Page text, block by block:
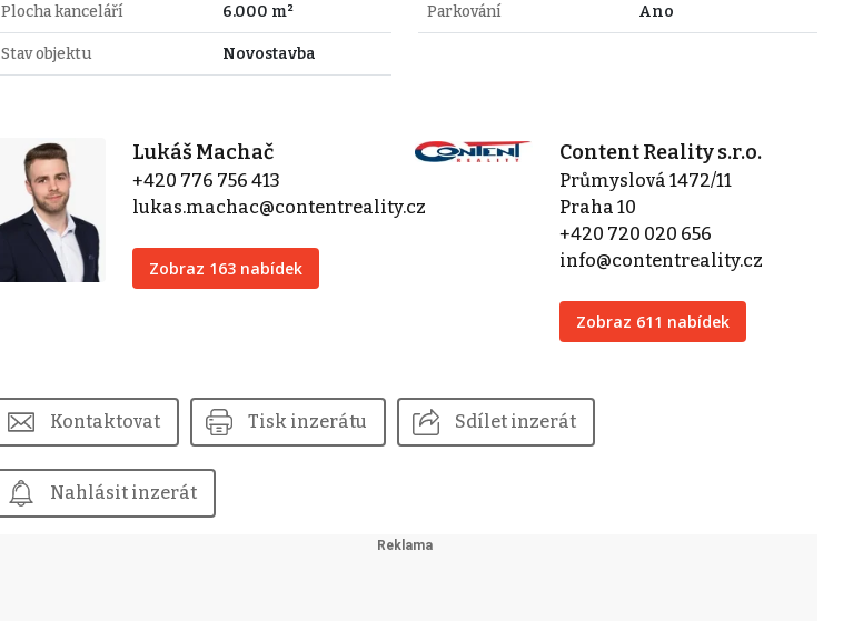
Plocha kanceláří 6.000 m²
Stav objektu Novostavba
Parkování Ano
Lukáš Machač
+420 776 756 413
lukas.machac@contentreality.cz
Zobraz 163 nabídek
Content Reality s.r.o.
Průmyslová 1472/11
Praha 10
+420 720 020 656
info@contentreality.cz
Zobraz 611 nabídek
Kontaktovat Tisk inzerátu Sdílet inzerát
Nahlásit inzerát